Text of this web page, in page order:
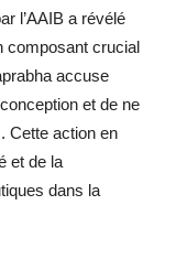
l’AAIB a révélé
composant crucial
accuse
et de ne
Cette action en
et de la
dans la